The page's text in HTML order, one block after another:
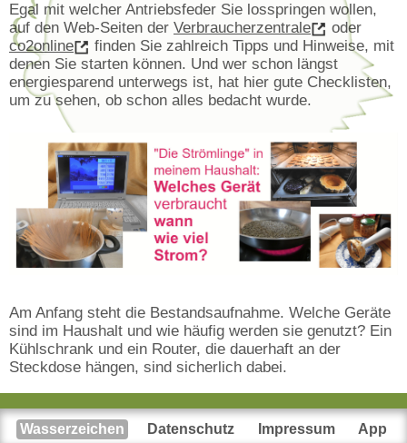
Egal mit welcher Antriebsfeder Sie losspringen wollen,
auf den Web-Seiten der Verbraucherzentrale
oder
co2online
finden Sie zahlreich Tipps und Hinweise, mit
denen Sie starten können. Und wer schon längst
energiesparend unterwegs ist, hat hier gute Checklisten,
um zu sehen, ob schon alles bedacht wurde.
Am Anfang steht die Bestandsaufnahme. Welche Geräte
sind im Haushalt und wie häufig werden sie genutzt? Ein
Kühlschrank und ein Router, die dauerhaft an der
Steckdose hängen, sind sicherlich dabei.
Legen wir also los mit dem Kühlschrank. Hier soll der
optimale Nutzen im Vordergrund stehen, weniger die
Wasserzeichen Datenschutz Impressum App